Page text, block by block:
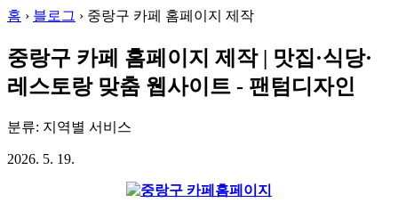
홈 › 블로그 › 중랑구 카페 홈페이지 제작
중랑구 카페 홈페이지 제작 | 맛집·식당·
레스토랑 맞춤 웹사이트 - 팬텀디자인
분류: 지역별 서비스
2026. 5. 19.